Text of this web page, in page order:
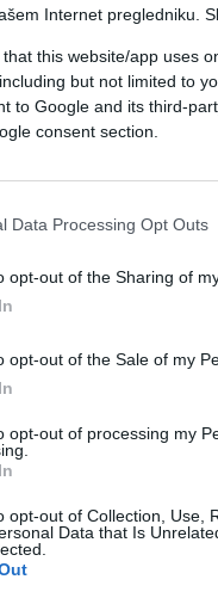
Internet pregledniku.
that this website/app uses
but not limited to
to Google and its third-
consent section.
Data Processing Opt Outs
opt-out of the Sharing of
opt-out of the Sale of my
opt-out of processing my
opt-out of Collection, Use,
Data that Is
da učine
ali očekuje sa
sa
upoznavao sa
je bilo loše što
mapama podele
o podjeli BiH